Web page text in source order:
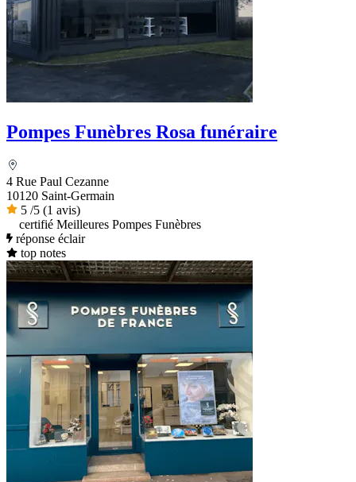
Pompes Funèbres Rosa funéraire
4 Rue Paul Cezanne
10120 Saint-Germain
5 /5 (1 avis)
certifié Meilleures Pompes Funèbres
réponse éclair
top notes